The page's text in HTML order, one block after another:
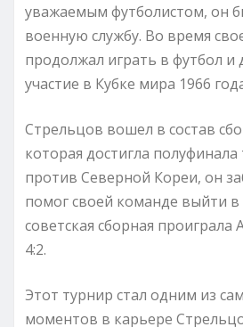
уважаемым футболистом, он
военную службу. Во время
продолжал играть в футбол и
участие в Кубке мира 1966
Стрельцов вошел в состав
которая достигла
против Северной Кореи, он
помог своей команде выйти в
советская сборная проиграла
4:2.
Этот турнир стал одним из
моментов в карьере